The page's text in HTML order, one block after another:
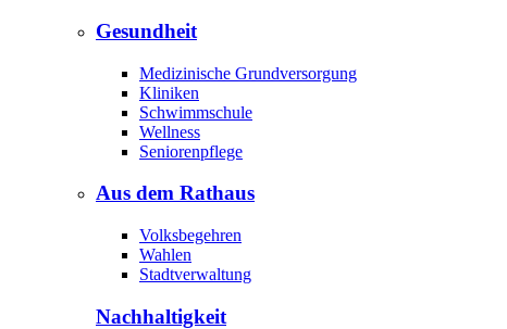
Gesundheit
Medizinische Grundversorgung
Kliniken
Schwimmschule
Wellness
Seniorenpflege
Aus dem Rathaus
Volksbegehren
Wahlen
Stadtverwaltung
Nachhaltigkeit